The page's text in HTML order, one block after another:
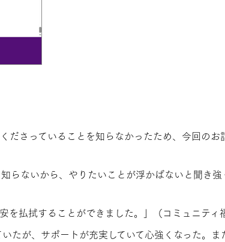
ださっていることを知らなかったため、今回の
らないから、やりたいことが浮かばないと聞き
を払拭することができました。」（コミュニティ
たが、サポートが充実していて心強くなった。